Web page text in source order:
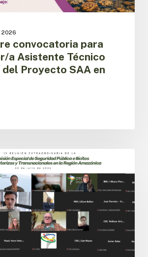
convocatoria para
a Asistente Técnico
Proyecto SAA en